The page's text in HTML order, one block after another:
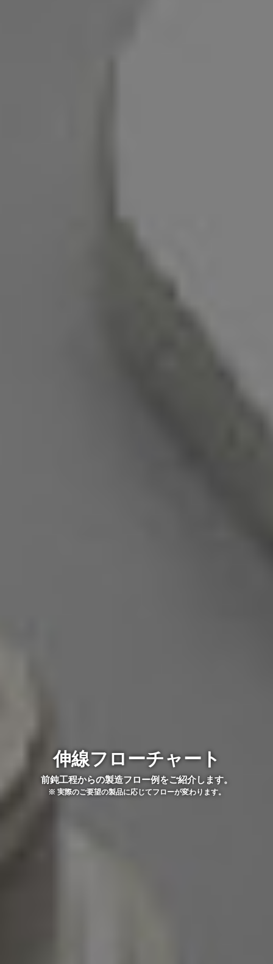
伸線フローチャート
前鈍工程からの製造フロー例をご紹介します。
※ 実際のご要望の製品に応じてフローが変わります。